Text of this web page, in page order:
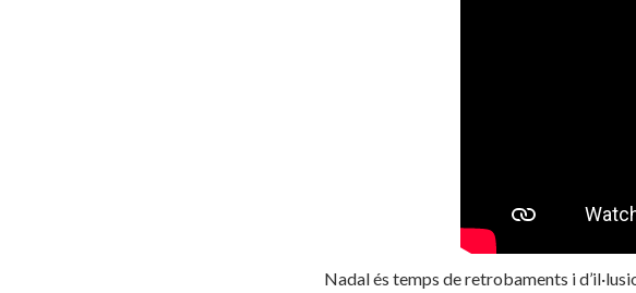
Nadal és temps de retrobaments i